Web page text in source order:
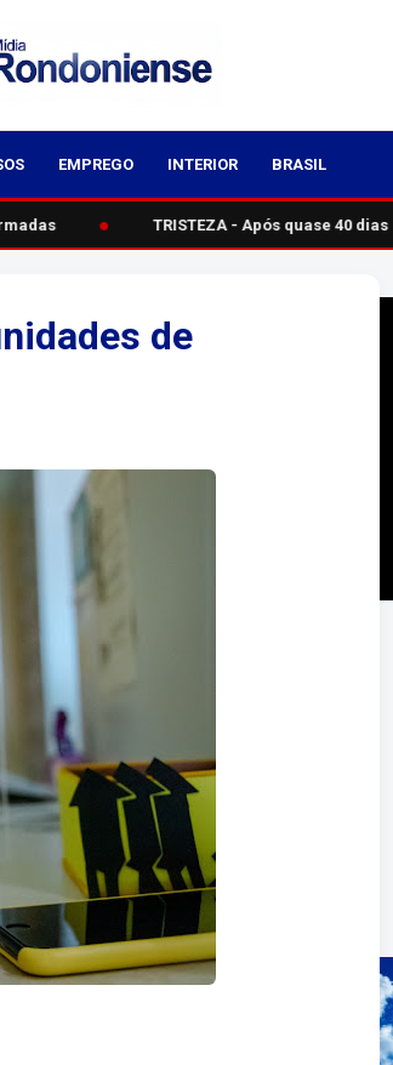
EMPREGO INTERIOR BRASIL
TRISTEZA - Após quase 40
de